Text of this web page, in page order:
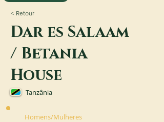
< Retour
Dar es Salaam
/ Betania
House
Tanzânia
Homens/Mulheres